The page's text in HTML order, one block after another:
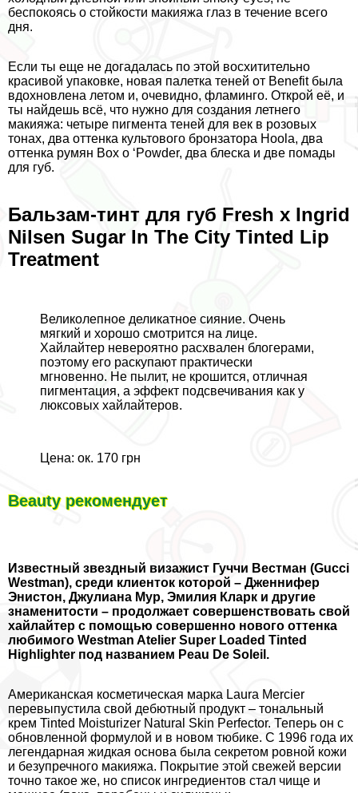
беспокоясь о стойкости макияжа глаз в течение всего
дня.
Если ты еще не догадалась по этой восхитительно
красивой упаковке, новая палетка теней от Benefit была
вдохновлена летом и, очевидно, фламинго. Открой её, и
ты найдешь всё, что нужно для создания летнего
макияжа: четыре пигмента теней для век в розовых
тонах, два оттенка культового бронзатора Hoola, два
оттенка румян Box o ‘Powder, два блеска и две помады
для губ.
Бальзам-тинт для губ Fresh x Ingrid
Nilsen Sugar In The City Tinted Lip
Treatment
Великолепное деликатное сияние. Очень
мягкий и хорошо смотрится на лице.
Хайлайтер невероятно расхвален блогерами,
поэтому его раскупают пpaктически
мгновенно. Не пылит, не крошится, отличная
пигментация, а эффект подсвечивания как у
люксовых хайлайтеров.
Цена: ок. 170 грн
Beauty рекомендует
Известный звездный визажист Гуччи Вестман (Gucci
Westman), среди клиенток которой – Дженнифер
Энистон, Джулиана Мур, Эмилия Кларк и другие
знаменитости – продолжает совершенствовать свой
хайлайтер с помощью совершенно нового оттенка
любимого Westman Atelier Super Loaded Tinted
Highlighter под названием Peau De Soleil.
Американская косметическая марка Laura Mercier
перевыпустила свой дебютный продукт – тональный
крем Tinted Moisturizer Natural Skin Perfector. Теперь он с
обновленной формулой и в новом тюбике. С 1996 года их
легендарная жидкая основа была секретом ровной кожи
и безупречного макияжа. Покрытие этой свежей версии
точно такое же, но список ингредиентов стал чище и